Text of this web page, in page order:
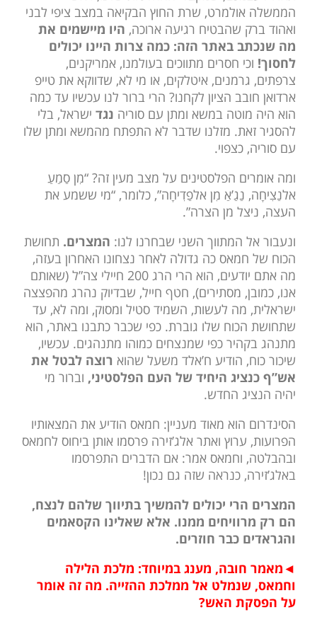
הממשלה אולמרט, שרת החוץ הבקיאה במצב ציפי לבני
ואהוד ברק שהבטיח רגיעה ארוכה, היו מיישמים את
מה שנכתב באתר הזה: כמה צרות היינו יכולים
לחסוך! וכי חסרים מתווכים בעולמנו, אמריקנים,
צרפתים, גרמנים, איטלקים, או מי לא, שדווקא את טייפ
ארדואן חובב הציון לקחנו? הרי ברור לנו עכשיו עד כמה
הוא היה מוטה במשא ומתן עם סוריה נגד ישראל, בלי
להסגיר זאת. מזלנו שדבר לא התפתח מהמשא ומתן שלו
עם סוריה, כצפוי.
ומה אומרים הפלסטינים על מצב מעין זה? “מִן סַמַעַ
אלנַצִיחָה, נַגַ’אַ מִן אלפַדִיחָה”, כלומר, “מי ששמע את
העצה, ניצל מן הצרה”.
ונעבור אל המתווך השני שבחרנו לנו: המצרים. תחושת
הכוח של חמאס כה גדולה לאחר נצחונו האחרון בעזה,
מה אתם יודעים, הוא הרי הרג 200 חיילי צה”ל (שאותם
אנו, כמובן, מסתירים), חטף חייל, שבדיוק נהרג מהפצצה
ישראלית, מה לעשות, השמיד סטיל ומסוק, ומה לא, עד
שתחושת הכוח שלו גוברת. כפי שכבר כתבנו באתר, הוא
מתנהג בקהיר כפי שמנצחים כמוהו מתנהגים. עכשיו,
שיכור כוח, הודיע ח’אלד משעל שהוא רוצה לבטל את
אש”ף כנציג היחיד של העם הפלסטיני, וברור מי
יהיה הנציג החדש.
הסינדרום הוא מאוד מעניין: חמאס הודיע את המצאותיו
הפרועות, ערוץ ואתר אלג’זירה פרסמו אותן ביחוס לחמאס
ובהבלטה, וחמאס אמר: אם הדברים התפרסמו
באלג’זירה, כנראה שזה גם נכון!
המצרים הרי יכולים להמשיך בתיווך שלהם לנצח,
הם רק מרוויחים ממנו. אלא שאלינו הקסאמים
והגראדים כבר חוזרים.
◄מאמר חובה, מענג במיוחד: מלכת הלילה
וחמאס, שנמלט אל ממלכת ההזייה. מה זה אומר
על הפסקת האש?